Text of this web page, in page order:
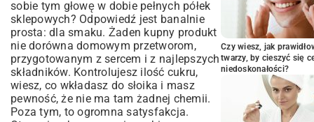
Agrest w cukrze jako dodatek do deserów i
śniadań
Słodko-kwaśny akcent w daniach
wytrawnych
Podsumowanie: Słoiki pełne słońca i
smaku
sobie tym głowę w dobie pełnych półek
sklepowych? Odpowiedź jest banalnie
prosta: dla smaku. Żaden kupny produkt
nie dorówna domowym przetworom,
przygotowanym z sercem i z najlepszych
składników. Kontrolujesz ilość cukru,
wiesz, co wkładasz do słoika i masz
pewność, że nie ma tam żadnej chemii.
Poza tym, to ogromna satysfakcja.
Czy wiesz, jak
twarzy, by cieszyć się
niedoskonałości?